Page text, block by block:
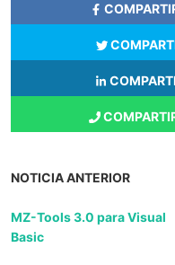
NOTICIA ANTERIOR
MZ-Tools 3.0 para Visual
Basic